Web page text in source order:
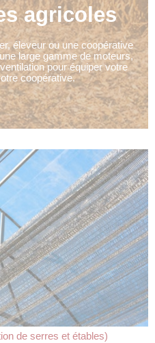
agricoles
éleveur ou une coopérative
large gamme de moteurs,
pour équiper votre
coopérative.
de serres et étables)